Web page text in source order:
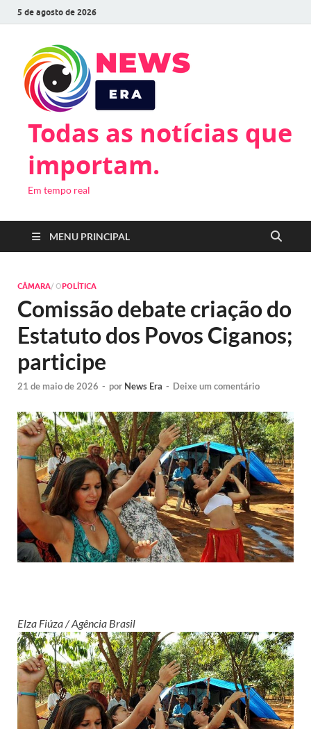
5 de agosto de 2026
Todas as notícias que
importam.
Em tempo real
MENU PRINCIPAL
CÂMARA/ OPOLÍTICA
Comissão debate criação do
Estatuto dos Povos Ciganos;
participe
21 de maio de 2026 - por News Era - Deixe um comentário
Elza Fiúza / Agência Brasil